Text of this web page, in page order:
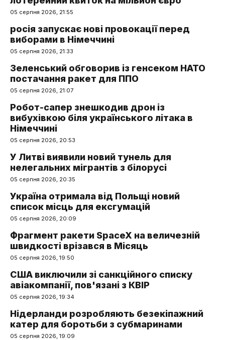
05 серпня 2026, 21:55
росія запускає нові провокації перед
виборами в Німеччині
05 серпня 2026, 21:33
Зеленський обговорив із генсеком НАТО
постачання ракет для ППО
05 серпня 2026, 21:07
Робот-сапер знешкодив дрон із
вибухівкою біля українського літака в
Німеччині
05 серпня 2026, 20:53
У Литві виявили новий тунель для
нелегальних мігрантів з білорусі
05 серпня 2026, 20:35
Україна отримала від Польщі новий
список місць для ексгумацій
05 серпня 2026, 20:09
Фрагмент ракети SpaceX на величезній
швидкості врізався в Місяць
05 серпня 2026, 19:50
США виключили зі санкційного списку
авіакомпанії, пов'язані з КВІР
05 серпня 2026, 19:34
Нідерланди розробляють безекіпажний
катер для боротьби з субмаринами
05 серпня 2026, 19:09